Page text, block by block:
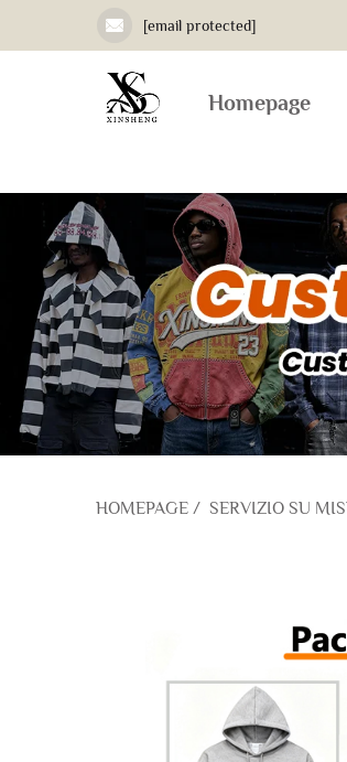
[email protected]
Homepage
HOMEPAGE / SERVIZIO SU